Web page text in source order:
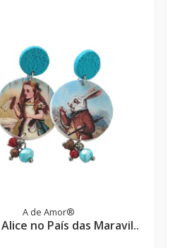
A de Amor®
no País das Maravil..